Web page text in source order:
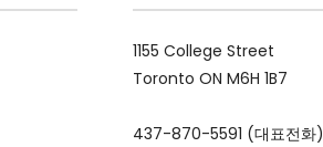
1155 College Street
Toronto ON M6H 1B7
437-870-5591 (대표전화)